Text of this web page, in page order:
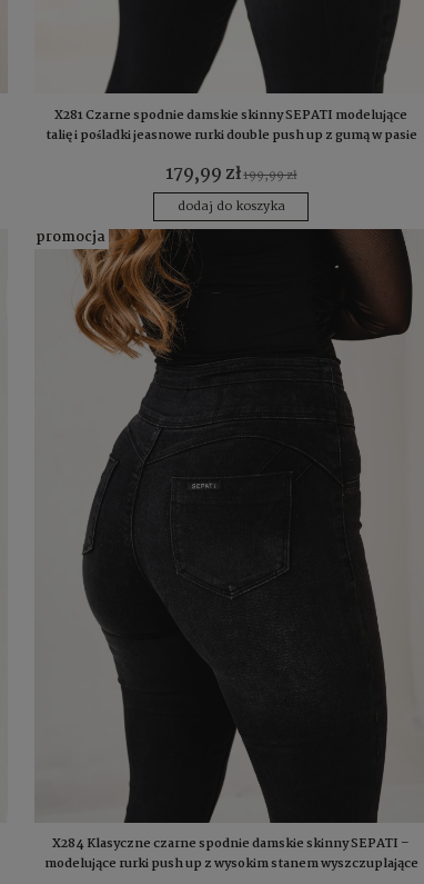
X281 Czarne spodnie damskie skinny SEPATI modelujące
talię i pośladki jeasnowe rurki double push up z gumą w pasie
179,99 zł199,99 zł
dodaj do koszyka
X284 Klasyczne czarne spodnie damskie skinny SEPATI –
modelujące rurki push up z wysokim stanem wyszczuplające
promocja